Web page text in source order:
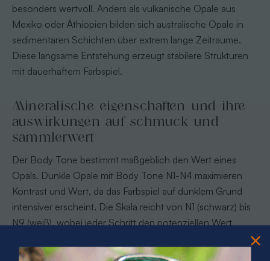
besonders wertvoll. Anders als vulkanische Opale aus
Mexiko oder Äthiopien bilden sich australische Opale in
sedimentären Schichten über extrem lange Zeiträume.
Diese langsame Entstehung erzeugt stabilere Strukturen
mit dauerhaftem Farbspiel.
Mineralische eigenschaften und ihre
auswirkungen auf schmuck und
sammlerwert
Der Body Tone bestimmt maßgeblich den Wert eines
Opals. Dunkle Opale mit Body Tone N1-N4 maximieren
Kontrast und Wert, da das Farbspiel auf dunklem Grund
intensiver erscheint. Die Skala reicht von N1 (schwarz) bis
N9 (weiß), wobei jeder Schritt den potenziellen Wert
den Wert um das Zehnfache gegenüber identischem Spiel